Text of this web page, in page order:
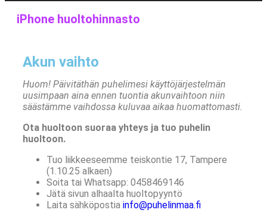
iPhone huoltohinnasto
Akun vaihto
Huom! Päivitäthän puhelimesi käyttöjärjestelmän
uusimpaan aina ennen tuontia akunvaihtoon niin
säästämme vaihdossa kuluvaa aikaa huomattomasti.
Ota huoltoon suoraa yhteys ja tuo puhelin
huoltoon.
Tuo liikkeeseemme teiskontie 17, Tampere
(1.10.25 alkaen)
Soita tai Whatsapp: 0458469146
Jätä sivun alhaalta huoltopyyntö
Laita sähköpostia info@puhelinmaa.fi